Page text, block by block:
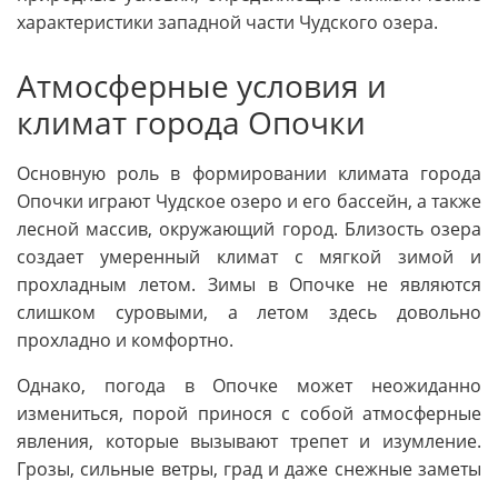
характеристики западной части Чудского озера.
Атмосферные условия и
климат города Опочки
Основную роль в формировании климата города
Опочки играют Чудское озеро и его бассейн, а также
лесной массив, окружающий город. Близость озера
создает умеренный климат с мягкой зимой и
прохладным летом. Зимы в Опочке не являются
слишком суровыми, а летом здесь довольно
прохладно и комфортно.
Однако, погода в Опочке может неожиданно
измениться, порой принося с собой атмосферные
явления, которые вызывают трепет и изумление.
Грозы, сильные ветры, град и даже снежные заметы